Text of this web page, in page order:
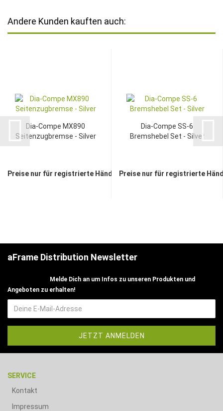
Andere Kunden kauften auch:
Dia-Compe MX890
Seitenzugbremse - Silver
Preise nur für registrierte Händler sichtbar
Dia-Compe SS-6
Bremshebel Set - Silver
Preise nur für registrierte
aFrame Distribution Newsletter
Melde Dich an um Infos zu unseren Produkten und
Angeboten zu erhalten!
SERVICE
Kontakt
Impressum